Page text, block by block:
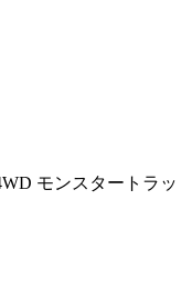
モンスタートラッ